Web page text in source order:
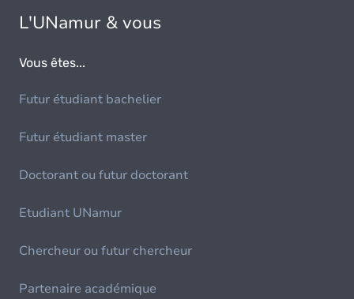
L'UNamur & vous
Vous êtes...
Futur étudiant bachelier
Futur étudiant master
Doctorant ou futur doctorant
Etudiant UNamur
Chercheur ou futur chercheur
Partenaire académique